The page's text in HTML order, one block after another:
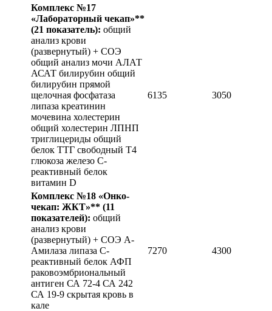
Комплекс №17
«Лабораторный чекап»**
(21 показатель): общий
анализ крови
(развернутый) + СОЭ
общий анализ мочи АЛАТ
АСАТ билирубин общий
билирубин прямой
щелочная фосфатаза
липаза креатинин
мочевина холестерин
общий холестерин ЛПНП
триглицериды общий
белок ТТГ свободный Т4
глюкоза железо С-
реактивный белок
витамин D
6135 3050
Комплекс №18 «Онко-
чекап: ЖКТ»** (11
показателей): общий
анализ крови
(развернутый) + СОЭ А-
Амилаза липаза С-
реактивный белок АФП
раковоэмбриональный
антиген СА 72-4 СА 242
СА 19-9 скрытая кровь в
кале
7270 4300